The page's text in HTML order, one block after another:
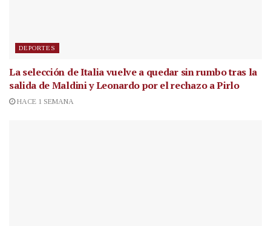
DEPORTES
La selección de Italia vuelve a quedar sin rumbo tras la
salida de Maldini y Leonardo por el rechazo a Pirlo
HACE 1 SEMANA